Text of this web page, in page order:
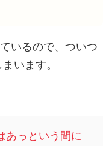
いるので、ついつ
います。
あっという間に